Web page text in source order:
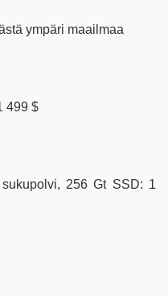
ympäri maailmaa
499 $
256 Gt SSD: 1